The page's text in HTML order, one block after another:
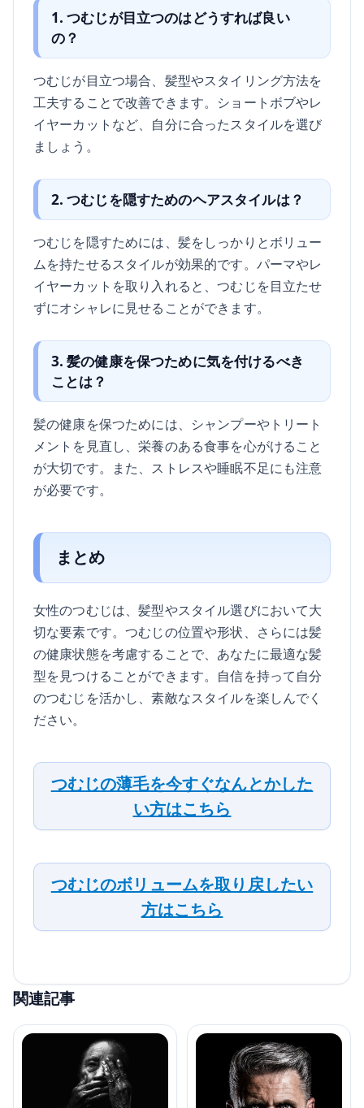
1. つむじが目立つのはどうすれば良い
の？
つむじが目立つ場合、髪型やスタイリング方法を
工夫することで改善できます。ショートボブやレ
イヤーカットなど、自分に合ったスタイルを選び
ましょう。
2. つむじを隠すためのヘアスタイルは？
つむじを隠すためには、髪をしっかりとボリュー
ムを持たせるスタイルが効果的です。パーマやレ
イヤーカットを取り入れると、つむじを目立たせ
ずにオシャレに見せることができます。
3. 髪の健康を保つために気を付けるべき
ことは？
髪の健康を保つためには、シャンプーやトリート
メントを見直し、栄養のある食事を心がけること
が大切です。また、ストレスや睡眠不足にも注意
が必要です。
まとめ
女性のつむじは、髪型やスタイル選びにおいて大
切な要素です。つむじの位置や形状、さらには髪
の健康状態を考慮することで、あなたに最適な髪
型を見つけることができます。自信を持って自分
のつむじを活かし、素敵なスタイルを楽しんでく
ださい。
つむじの薄毛を今すぐなんとかした
い方はこちら
つむじのボリュームを取り戻したい
方はこちら
関連記事